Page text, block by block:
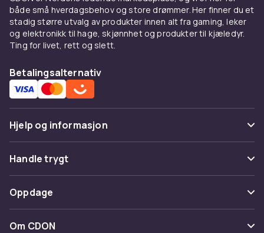
både små hverdagsbehov og store drømmer. Her finner du et
stadig større utvalg av produkter innen alt fra gaming, leker
og elektronikk til hage, skjønnhet og produkter til kjæledyr.
Ting for livet, rett og slett.
Betalingsalternativ
Hjelp og informasjon
Vanlige spørsmål
Spor pakke
Angre & returner her
Kontakt oss
Handle trygt
Betaling
Levering
Oppdage
Kategorier
Om CDON